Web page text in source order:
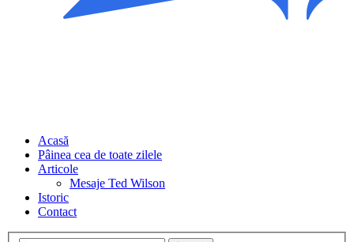
Acasă
Pâinea cea de toate zilele
Articole
Mesaje Ted Wilson
Istoric
Contact